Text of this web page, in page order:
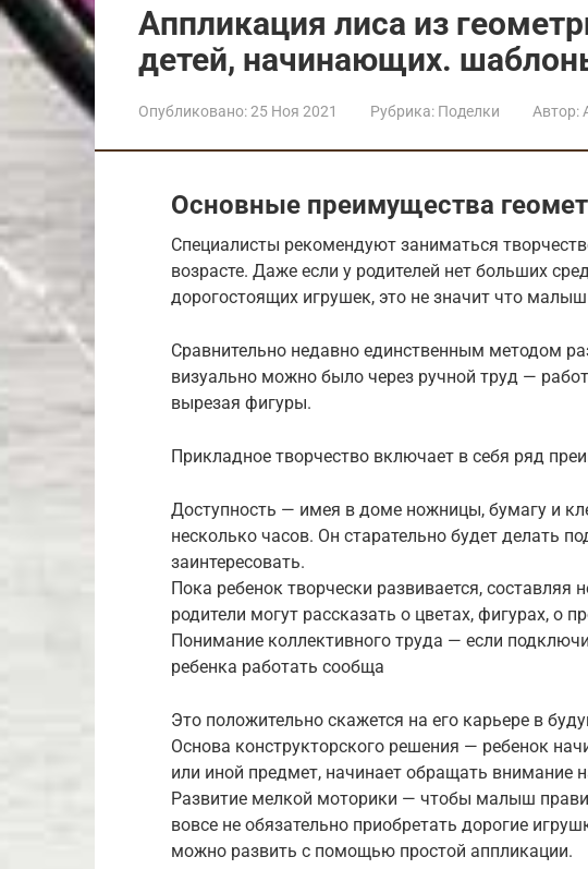
Аппликация лиса из
детей, начинающих.
Опубликовано:25 Ноя 2021 Рубрика: Поделки Автор:
Основные преимущества
Специалисты рекомендуют заниматься
возрасте. Даже если у родителей нет больших
дорогостоящих игрушек, это не значит что малыш
Сравнительно недавно единственным методом
визуально можно было через ручной труд —
вырезая фигуры.
Прикладное творчество включает в себя ряд
Доступность — имея в доме ножницы, бумагу и
несколько часов. Он старательно будет делать
заинтересовать.
Пока ребенок творчески развивается,
родители могут рассказать о цветах, фигурах, о
Понимание коллективного труда — если
ребенка работать сообща
Это положительно скажется на его карьере в
Основа конструкторского решения — ребенок
или иной предмет, начинает обращать внимание
Развитие мелкой моторики — чтобы малыш
вовсе не обязательно приобретать дорогие
можно развить с помощью простой аппликации.